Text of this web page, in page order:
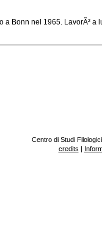
a Bonn nel 1965. LavorÃ²
Centro di Studi
credits